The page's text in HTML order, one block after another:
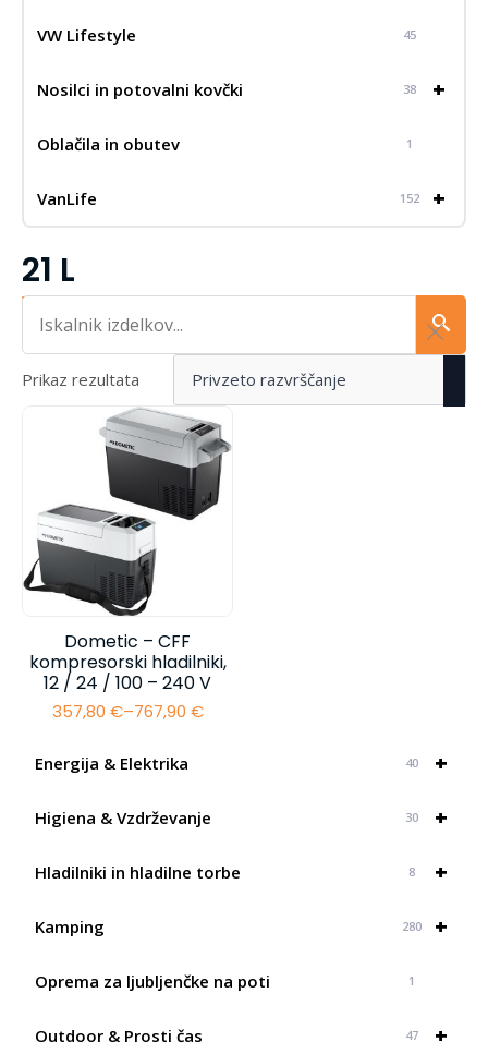
+
Energija & Elektrika 40
+
Higiena & Vzdrževanje 30
+
Hladilniki in hladilne torbe 8
+
Kamping 280
Oprema za ljubljenčke na poti 1
+
Outdoor & Prosti čas 47
VW Lifestyle 45
+
Nosilci in potovalni kovčki 38
Oblačila in obutev 1
+
VanLife 152
21 L
Iskalnik...
Prikaz rezultata
Dometic – CFF
kompresorski hladilniki,
12 / 24 / 100 – 240 V
357,80 €–767,90 €
Cenovni
od
767,90 €